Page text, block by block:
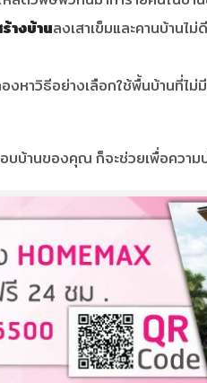
างบ้านลงเสาเข็มและคานบ้านไม่
าวิธีอย่างเลือกใช้พื้นบ้านที่ไม่
บบ้านของคุณ ก็จะช่วยเพื่อคว